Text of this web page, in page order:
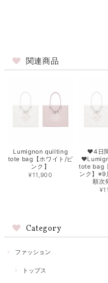
関連商品
Lumignon quilting
tote bag【ホワイト/ピ
ンク】
¥11,900
♥4日
tote bag
ンク】※9
順次
Category
ファッション
トップス